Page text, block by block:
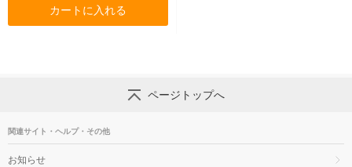
カートに入れる
ページトップへ
関連サイト・ヘルプ・その他
お知らせ